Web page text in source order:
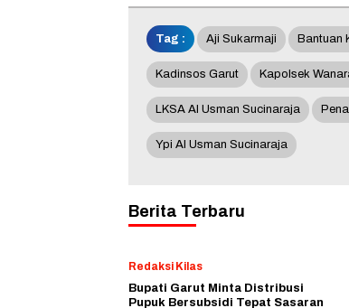
Tag : Aji Sukarmaji Bantuan
Kadinsos Garut Kapolsek
LKSA Al Usman Sucinaraja
Ypi Al Usman Sucinaraja
Berita Terbaru
Redaksi Kilas
Bupati Garut Minta Distribusi
Pupuk Bersubsidi Tepat Sasaran